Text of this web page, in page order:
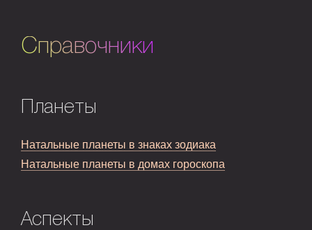
Справочники
Планеты
Натальные планеты в знаках зодиака
Натальные планеты в домах гороскопа
Аспекты